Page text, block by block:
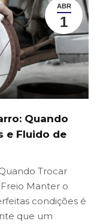
ABR
1
Quando
e Fluido de
Trocar
Manter o
condições é
que um